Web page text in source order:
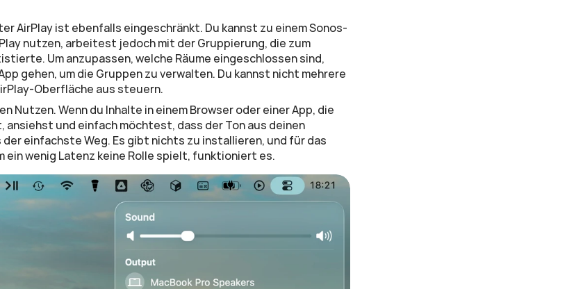
AirPlay ist ebenfalls eingeschränkt. Du kannst zu einem Sonos-
nutzen, arbeitest jedoch mit der Gruppierung, die zum
Um anzupassen, welche Räume eingeschlossen sind,
gehen, um die Gruppen zu verwalten. Du kannst nicht mehrere
Oberfläche aus steuern.
Nutzen. Wenn du Inhalte in einem Browser oder einer App, die
ansiehst und einfach möchtest, dass der Ton aus deinen
einfachste Weg. Es gibt nichts zu installieren, und für das
ein wenig Latenz keine Rolle spielt, funktioniert es.